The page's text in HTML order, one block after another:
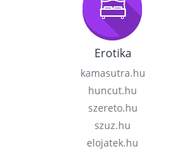
Erotika
kamasutra.hu
huncut.hu
szereto.hu
szuz.hu
elojatek.hu